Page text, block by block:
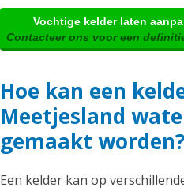
Vochtige kelder laten
Contacteer ons voor een
Hoe kan een
Meetjesland
gemaakt worden?
Een kelder kan op